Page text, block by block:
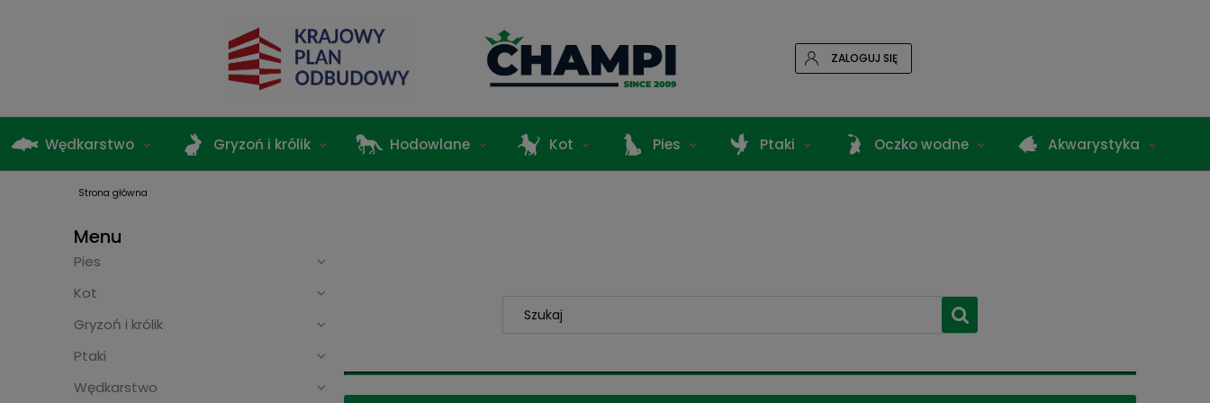
ZALOGUJ SIĘ
Wędkarstwo Gryzoń i królik Hodowlane Kot Pies Ptaki Oczko wodne Akwarystyka
Terrarystyka
Strona główna
Menu
Pies
Kot
Gryzoń i królik
Ptaki
Wędkarstwo